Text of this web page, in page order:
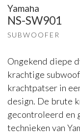
Yamaha
NS-SW901
SUBWOOFER
Ongekend diepe
krachtige
krachtpatser in
design. De brute
gecontroleerd en
technieken van